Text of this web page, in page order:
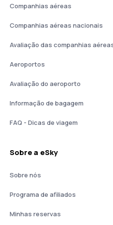
Companhias aéreas
Companhias aéreas nacionais
Avaliação das companhias
Aeroportos
Avaliação do aeroporto
Informação de bagagem
FAQ - Dicas de viagem
Sobre a eSky
Sobre nós
Programa de afiliados
Minhas reservas